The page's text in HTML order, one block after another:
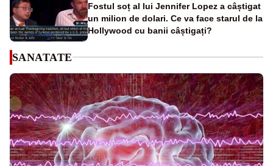
Fostul soț al lui Jennifer Lopez a câștigat
un milion de dolari. Ce va face starul de la
Hollywood cu banii câștigați?
SANATATE